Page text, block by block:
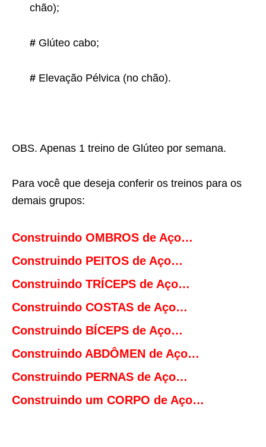
chão);
# Glúteo cabo;
# Elevação Pélvica (no chão).
OBS. Apenas 1 treino de Glúteo por semana.
Para você que deseja conferir os treinos para os
demais grupos:
Construindo OMBROS de Aço…
Construindo PEITOS de Aço…
Construindo TRÍCEPS de Aço…
Construindo COSTAS de Aço…
Construindo BÍCEPS de Aço…
Construindo ABDÔMEN de Aço…
Construindo PERNAS de Aço…
Construindo um CORPO de Aço…